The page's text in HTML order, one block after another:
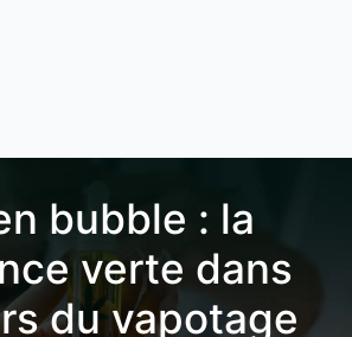
bubble : la
verte dans
du vapotage